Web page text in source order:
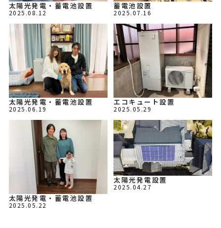
太陽光発電・蓄電池設置
2025.08.12
蓄電池設置
2025.07.16
太陽光発電・蓄電池設置
2025.06.19
エコキュート設置
2025.05.29
太陽光発電・蓄電池設置
2025.05.22
太陽光発電設置
2025.04.27